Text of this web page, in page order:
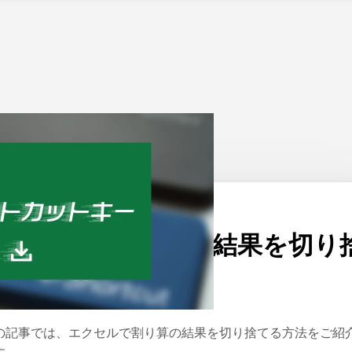
ム > Excel 公開日：2023/09/26
クセルで割り算の結果を切り
る方法
記事では、エクセルで割り算の結果を切り捨てる方法をご紹